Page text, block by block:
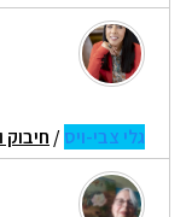
גלי צבי-ויס/ חיבוק